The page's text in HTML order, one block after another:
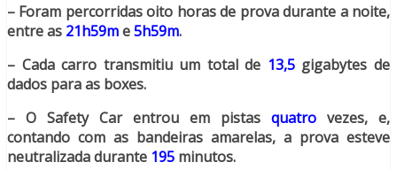
– Foram percorridas oito horas de prova durante a noite,
entre as 21h59me5h59m.
– Cada carro transmitiu um total de 13,5gigabytes de
dados para as boxes.
– O Safety Car entrou em pistas quatro vezes, e,
contando com as bandeiras amarelas, a prova esteve
neutralizada durante 195 minutos.